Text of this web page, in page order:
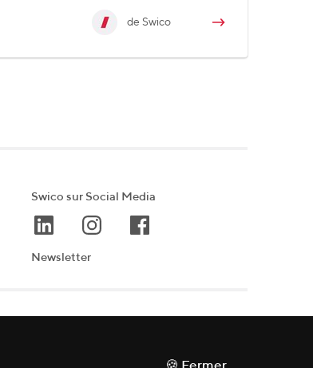
de Swico
Swico sur Social Media
Newsletter